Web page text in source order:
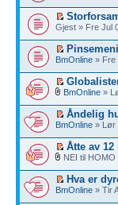
Gjest » Fre Jul
BmOnline » Fre
BmOnline »
Åndelig
BmOnline » Lør
Åtte av
NEI til
Hva er
BmOnline » Tir